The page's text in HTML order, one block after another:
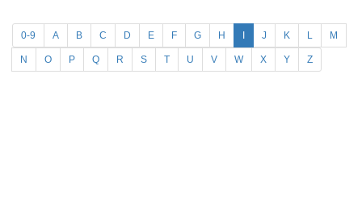
0-9 A B C D E F G H J K L M
N O P Q R S T U V W X Y Z